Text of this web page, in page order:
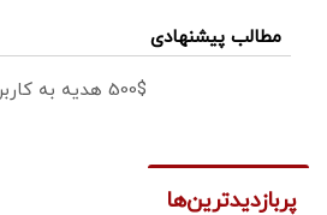
مطالب پیشنهادی
500$ هدیه به کاربران جدید،ثبت نام کن
پربازدیدترین‌ها